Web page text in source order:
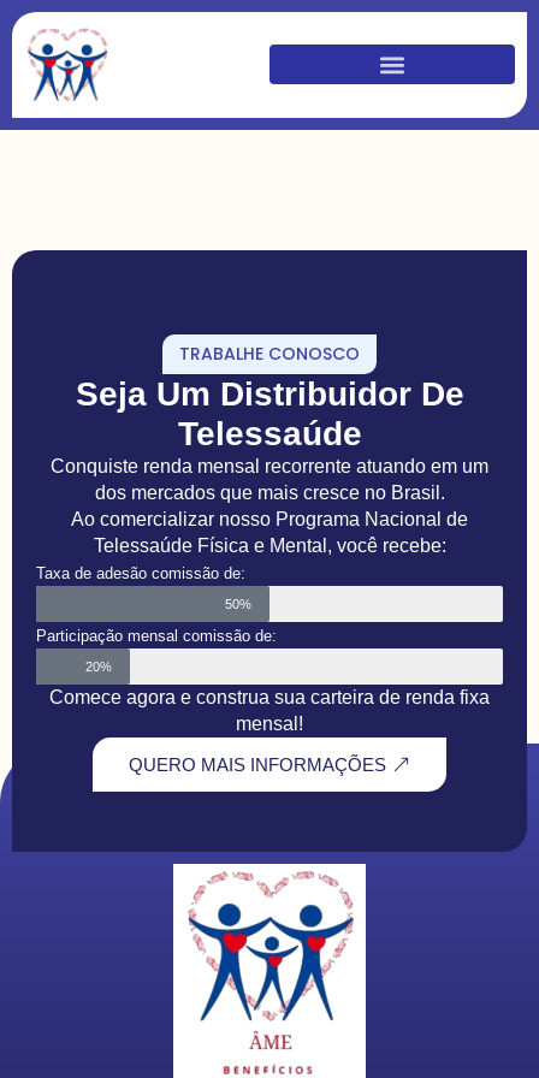
TRABALHE CONOSCO
Seja Um Distribuidor De
Telessaúde
Conquiste renda mensal recorrente atuando em um
dos mercados que mais cresce no Brasil.
Ao comercializar nosso Programa Nacional de
Telessaúde Física e Mental, você recebe:
Taxa de adesão comissão de:
50%
Participação mensal comissão de:
20%
Comece agora e construa sua carteira de renda fixa
mensal!
QUERO MAIS INFORMAÇÕES